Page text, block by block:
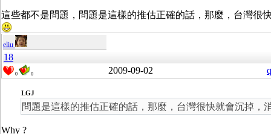
這些都不是問題，問題是這樣的推估正確的話，那麼，台灣很
eliu
18
0 0 2009-09-02
LGJ
問題是這樣的推估正確的話，那麼，台灣很快就會沉掉，
Why ?